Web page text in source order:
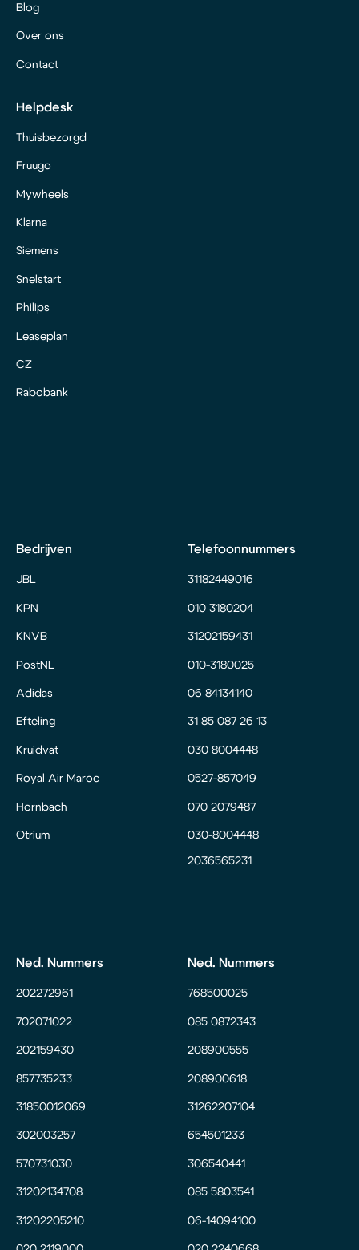
Blog
Over ons
Contact
Helpdesk
Thuisbezorgd
Fruugo
Mywheels
Klarna
Siemens
Snelstart
Philips
Leaseplan
CZ
Rabobank
Bedrijven
JBL
KPN
KNVB
PostNL
Adidas
Efteling
Kruidvat
Royal Air Maroc
Hornbach
Otrium
Telefoonnummers
31182449016
010 3180204
31202159431
010-3180025
06 84134140
31 85 087 26 13
030 8004448
0527-857049
070 2079487
030-8004448
2036565231
Ned. Nummers
202272961
702071022
202159430
857735233
31850012069
302003257
570731030
31202134708
31202205210
Ned. Nummers
768500025
085 0872343
208900555
208900618
31262207104
654501233
306540441
085 5803541
06-14094100